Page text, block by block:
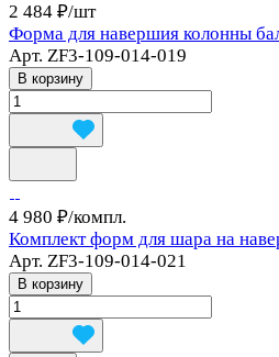
2 484 ₽/шт
Форма для навершия колонны
Арт. ZF3-109-014-019
В корзину
4 980 ₽/компл.
Комплект форм для шара на
Арт. ZF3-109-014-021
В корзину